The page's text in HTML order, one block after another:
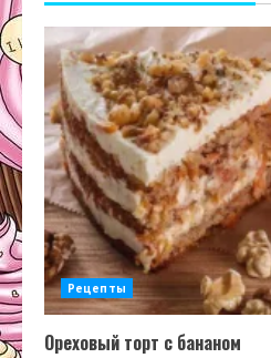
Рецепты
Ореховый торт с бананом